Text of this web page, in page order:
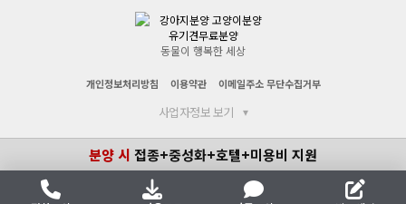
분양 시 접종+중성화+호텔+미용비 지원
동물이 행복한 세상
개인정보처리방침 이용약관 이메일주소 무단수집거부
사업자정보 보기 ▾